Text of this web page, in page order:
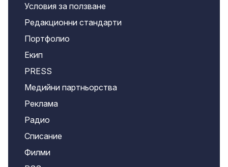
Условия за ползване
Редакционни стандарти
Портфолио
Екип
PRESS
Медийни партньорства
Реклама
Радио
Списание
Филми